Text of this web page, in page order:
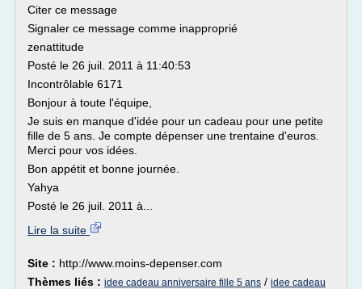
Citer ce message
Signaler ce message comme inapproprié
zenattitude
Posté le 26 juil. 2011 à 11:40:53
Incontrôlable 6171
Bonjour à toute l'équipe,
Je suis en manque d'idée pour un cadeau pour une petite
fille de 5 ans. Je compte dépenser une trentaine d'euros.
Merci pour vos idées.
Bon appétit et bonne journée.
Yahya
Posté le 26 juil. 2011 à...
Lire la suite
Site : http://www.moins-depenser.com
Thèmes liés : idee cadeau anniversaire fille 5 ans / idee cadeau